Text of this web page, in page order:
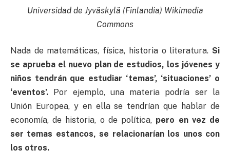
Universidad de Jyväskylä (Finlandia) Wikimedia
Commons
Nada de matemáticas, física, historia o literatura. Si
se aprueba el nuevo plan de estudios, los jóvenes y
niños tendrán que estudiar ‘temas’, ‘situaciones’ o
‘eventos’. Por ejemplo, una materia podría ser la
Unión Europea, y en ella se tendrían que hablar de
economía, de historia, o de política, pero en vez de
ser temas estancos, se relacionarían los unos con
los otros.